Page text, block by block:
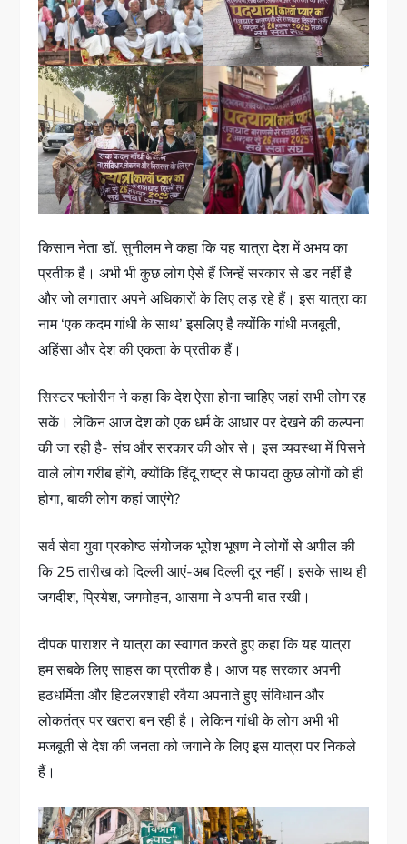
किसान नेता डॉ. सुनीलम ने कहा कि यह यात्रा देश में अभय का
प्रतीक है। अभी भी कुछ लोग ऐसे हैं जिन्हें सरकार से डर नहीं है
और जो लगातार अपने अधिकारों के लिए लड़ रहे हैं। इस यात्रा का
नाम ‘एक कदम गांधी के साथ’ इसलिए है क्योंकि गांधी मजबूती,
अहिंसा और देश की एकता के प्रतीक हैं।
सिस्टर फ्लोरीन ने कहा कि देश ऐसा होना चाहिए जहां सभी लोग रह
सकें। लेकिन आज देश को एक धर्म के आधार पर देखने की कल्पना
की जा रही है- संघ और सरकार की ओर से। इस व्यवस्था में पिसने
वाले लोग गरीब होंगे, क्योंकि हिंदू राष्ट्र से फायदा कुछ लोगों को ही
होगा, बाकी लोग कहां जाएंगे?
सर्व सेवा युवा प्रकोष्ठ संयोजक भूपेश भूषण ने लोगों से अपील की
कि 25 तारीख को दिल्ली आएं-अब दिल्ली दूर नहीं। इसके साथ ही
जगदीश, प्रियेश, जगमोहन, आसमा ने अपनी बात रखी।
दीपक पाराशर ने यात्रा का स्वागत करते हुए कहा कि यह यात्रा
हम सबके लिए साहस का प्रतीक है। आज यह सरकार अपनी
हठधर्मिता और हिटलरशाही रवैया अपनाते हुए संविधान और
लोकतंत्र पर खतरा बन रही है। लेकिन गांधी के लोग अभी भी
मजबूती से देश की जनता को जगाने के लिए इस यात्रा पर निकले
हैं।